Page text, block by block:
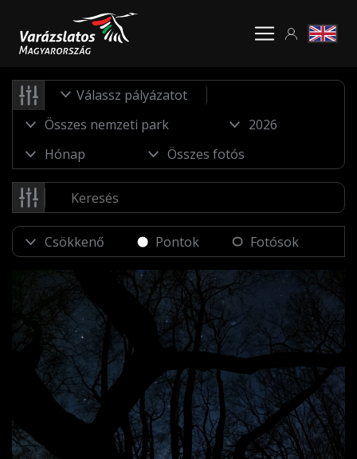
Válassz pályázatot
Pontok Fotósok